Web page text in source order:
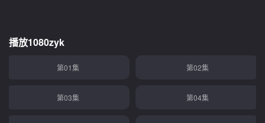
播放1080zyk
第01集 第02集
第03集 第04集